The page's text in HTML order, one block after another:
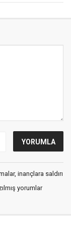
inançlara saldırı
yorumlar